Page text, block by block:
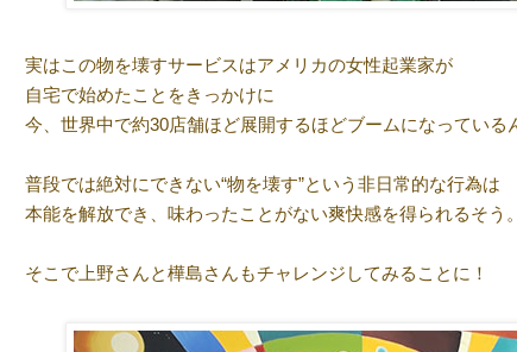
実はこの物を壊すサービスはアメリカの女性起業家が
自宅で始めたことをきっかけに
今、世界中で約30店舗ほど展開するほどブームになっている
普段では絶対にできない“物を壊す”という非日常的な行為は
本能を解放でき、味わったことがない爽快感を得られるそう。
そこで上野さんと樺島さんもチャレンジしてみることに！